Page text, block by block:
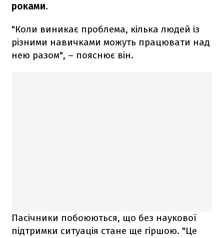
роками.
"Коли виникає проблема, кілька людей із
різними навичками можуть працювати над
нею разом", – пояснює він.
Пасічники побоюються, що без наукової
підтримки ситуація стане ще гіршою. "Це